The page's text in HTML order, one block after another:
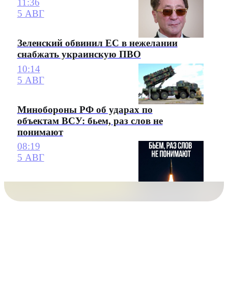
11:36
5 АВГ
Зеленский обвинил ЕС в нежелании
снабжать украинскую ПВО
10:14
5 АВГ
Минобороны РФ об ударах по
объектам ВСУ: бьем, раз слов не
понимают
08:19
5 АВГ